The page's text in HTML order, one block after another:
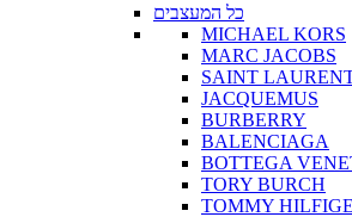
כל המעצבים
MICHAEL KORS
MARC JACOBS
SAINT
JACQUEMUS
BURBERRY
BALENCIAGA
BOTTEGA
TORY BURCH
TOMMY